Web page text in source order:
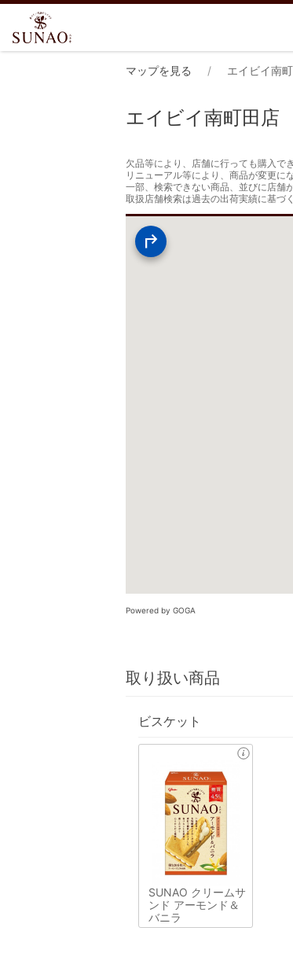
マップを見る エイビイ南
エイビイ南町田店
欠品等により、店舗に行っても購入で
リニューアル等により、商品が変更に
一部、検索できない商品、並びに店舗
取扱店舗検索は過去の出荷実績に基づ
Powered by GOGA
取り扱い商品
ビスケット
SUNAO クリームサ
ンド アーモンド＆
バニラ